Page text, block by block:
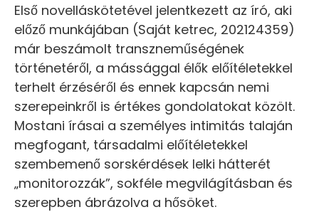
Első novelláskötetével jelentkezett az író, aki
előző munkájában (Saját ketrec, 202124359)
már beszámolt transzneműségének
történetéről, a mássággal élők előítéletekkel
terhelt érzéséről és ennek kapcsán nemi
szerepeinkről is értékes gondolatokat közölt.
Mostani írásai a személyes intimitás talaján
megfogant, társadalmi előítéletekkel
szembemenő sorskérdések lelki hátterét
„monitorozzák”, sokféle megvilágításban és
szerepben ábrázolva a hősöket.